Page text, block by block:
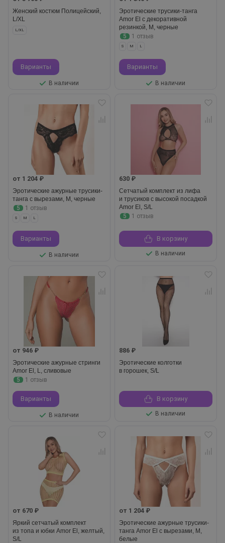
Женский костюм Полицейский,
L/XL
L/XL
Варианты
В наличии
Эротические трусики-танга
Amor El с декоративной
резинкой, M, черные
5
1 отзыв
S M L
Варианты
В наличии
от 1 204 ₽
Эротические ажурные трусики-
танга с вырезами, M, черные
5
1 отзыв
S M L
Варианты
В наличии
630 ₽
Сетчатый комплект из лифа
и трусиков с высокой посадкой
Amor El, S/L
5
1 отзыв
В корзину
В наличии
от 946 ₽
Эротические ажурные стринги
Amor El, L, сливовые
5
1 отзыв
Варианты
В наличии
886 ₽
Эротические колготки
в горошек, S/L
В корзину
В наличии
от 670 ₽
Яркий сетчатый комплект
из топа и юбки Amor El, желтый,
S/L
от 1 204 ₽
Эротические ажурные трусики-
танга Amor El с вырезами, M,
белые